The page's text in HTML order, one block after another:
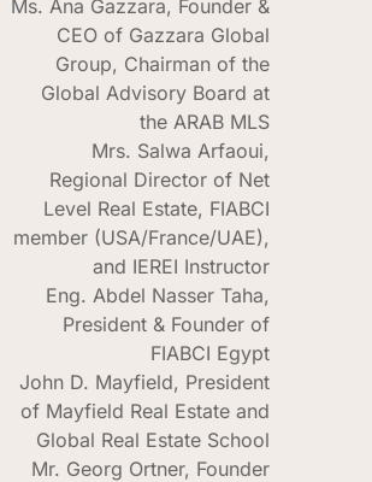
Ms. Ana Gazzara, Founder &
CEO of Gazzara Global
Group, Chairman of the
Global Advisory Board at
the ARAB MLS
Mrs. Salwa Arfaoui,
Regional Director of Net
Level Real Estate, FIABCI
member (USA/France/UAE),
and IEREI Instructor
Eng. Abdel Nasser Taha,
President & Founder of
FIABCI Egypt
John D. Mayfield, President
of Mayfield Real Estate and
Global Real Estate School
Mr. Georg Ortner, Founder